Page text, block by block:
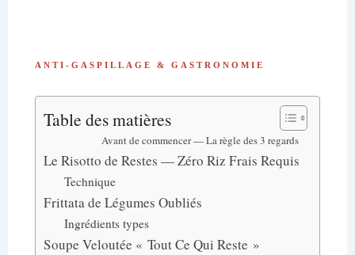
ANTI-GASPILLAGE & GASTRONOMIE
Table des matières
Avant de commencer — La règle des 3 regards
Le Risotto de Restes — Zéro Riz Frais Requis
Technique
Frittata de Légumes Oubliés
Ingrédients types
Soupe Veloutée « Tout Ce Qui Reste »